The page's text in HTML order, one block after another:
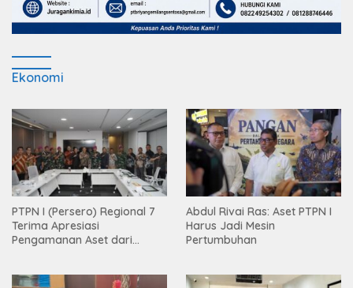
Ekonomi
PTPN I (Persero) Regional 7
Terima Apresiasi
Pengamanan Aset dari
Abdul Rivai Ras: Aset PTPN I
Harus Jadi Mesin
Pertumbuhan